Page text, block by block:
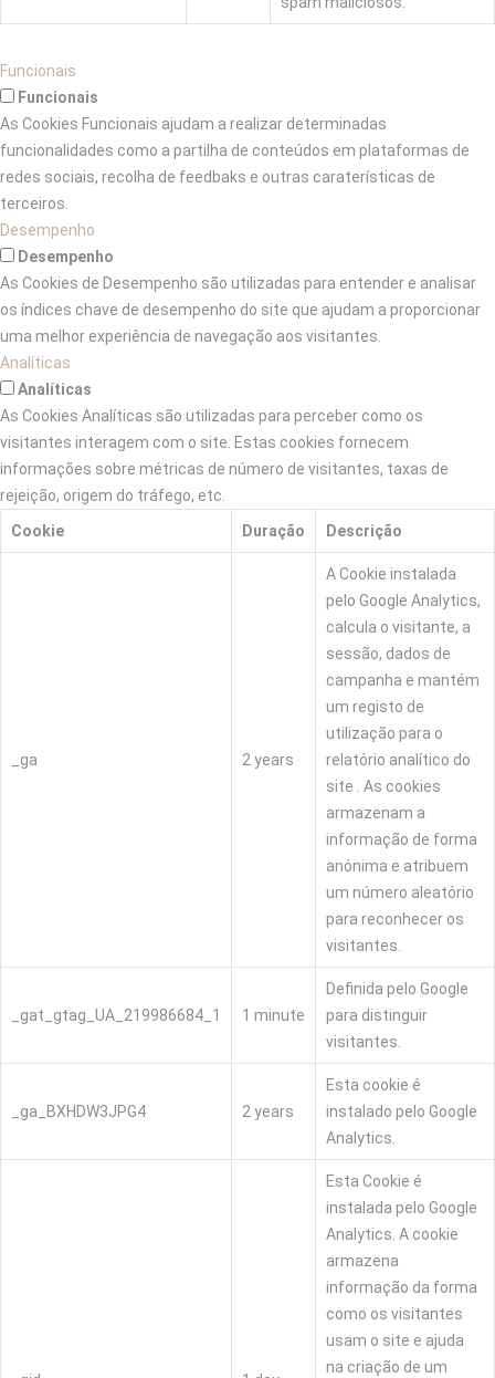
Funcionais
Funcionais
As Cookies Funcionais ajudam a realizar determinadas
funcionalidades como a partilha de conteúdos em plataformas de
redes sociais, recolha de feedbaks e outras caraterísticas de
terceiros.
Desempenho
Desempenho
As Cookies de Desempenho são utilizadas para entender e analisar
os índices chave de desempenho do site que ajudam a proporcionar
uma melhor experiência de navegação aos visitantes.
Analíticas
Analíticas
As Cookies Analíticas são utilizadas para perceber como os
visitantes interagem com o site. Estas cookies fornecem
informações sobre métricas de número de visitantes, taxas de
rejeição, origem do tráfego, etc.
Cookie
Duração Descrição
_ga 2 years
A Cookie instalada
pelo Google Analytics,
calcula o visitante, a
sessão, dados de
campanha e mantém
um registo de
utilização para o
relatório analítico do
site . As cookies
armazenam a
informação de forma
anónima e atribuem
um número aleatório
para reconhecer os
visitantes.
_gat_gtag_UA_219986684_1 1 minute
Definida pelo Google
para distinguir
visitantes.
_ga_BXHDW3JPG4 2 years
Esta cookie é
instalado pelo Google
Analytics.
Esta Cookie é
instalada pelo Google
Analytics. A cookie
armazena
informação da forma
como os visitantes
usam o site e ajuda
na criação de um